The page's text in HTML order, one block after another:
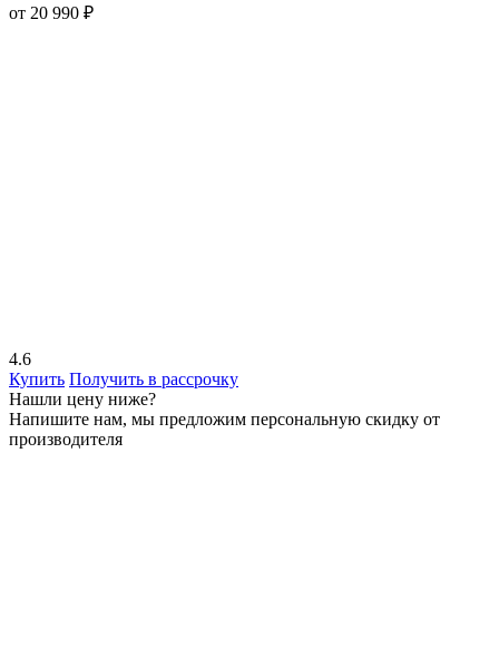
от 20 990 ₽
4.6
Купить Получить в рассрочку
Нашли цену ниже?
Напишите нам, мы предложим персональную скидку от
производителя